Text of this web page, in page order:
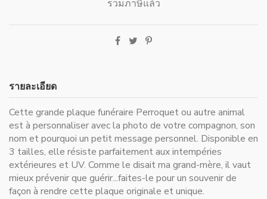
รวมภาษีแล้ว
รายละเอียด
Cette grande plaque funéraire Perroquet ou autre animal
est à personnaliser avec la photo de votre compagnon, son
nom et pourquoi un petit message personnel. Disponible en
3 tailles, elle résiste parfaitement aux intempéries
extérieures et UV. Comme le disait ma grand-mère, il vaut
mieux prévenir que guérir...faites-le pour un souvenir de
façon à rendre cette plaque originale et unique.